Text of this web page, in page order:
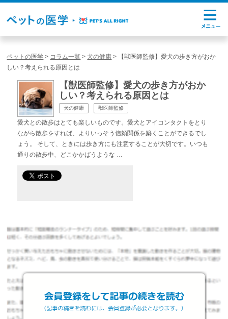
ペットの医学 > コラム一覧 >犬の健康 >
【獣医師監修】愛犬の歩き方がおか
しい？考えられる原因とは
【獣医師監修】愛犬の歩き方がおか
しい？考えられる原因とは
犬の健康 獣医師監修
愛犬との散歩はとても楽しいものです。愛犬とアイコンタクトをとり
ながら散歩をすれば、よりいっそう信頼関係を築くことができるでし
ょう。 そして、ときには歩き方にも注意することが大切です。いつも
通りの散歩中、どこかかばうような …